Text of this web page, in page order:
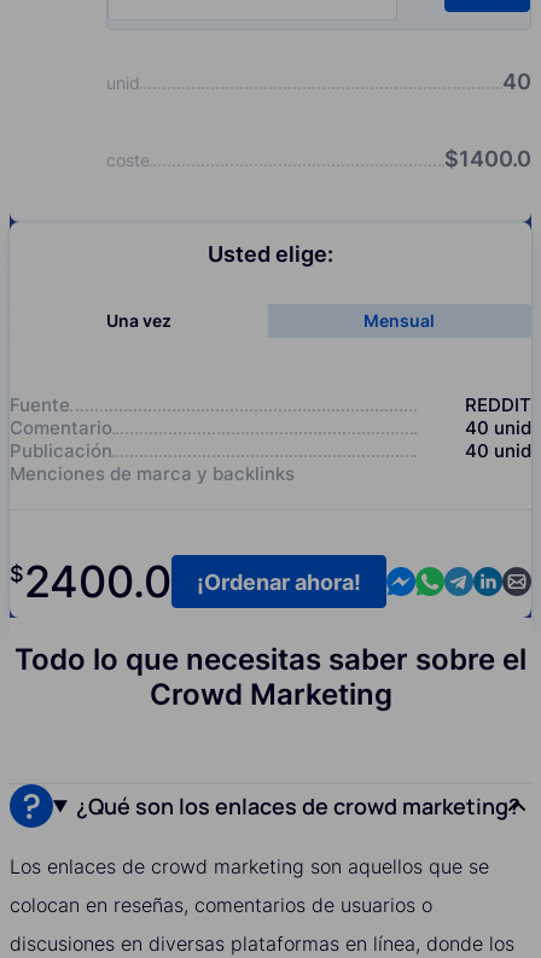
unid 40
coste $1400.0
Usted elige:
Una vez Mensual
Fuente
REDDIT
Comentario
40 unid
Publicación
40 unid
Menciones de marca y backlinks
$2400.0 Contact us in
Contact us
Contact
¡Ordenar ahora!
Todo lo que necesitas saber sobre el
Crowd Marketing
¿Qué son los enlaces de crowd marketing?
Los enlaces de crowd marketing son aquellos que se
colocan en reseñas, comentarios de usuarios o
discusiones en diversas plataformas en línea, donde los